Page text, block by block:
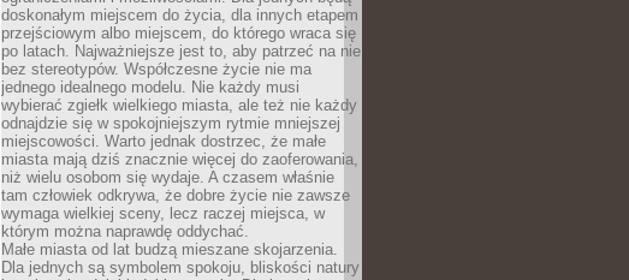
doskonałym miejscem do życia, dla innych etapem
przejściowym albo miejscem, do którego wraca się
po latach. Najważniejsze jest to, aby patrzeć na nie
bez stereotypów. Współczesne życie nie ma
jednego idealnego modelu. Nie każdy musi
wybierać zgiełk wielkiego miasta, ale też nie każdy
odnajdzie się w spokojniejszym rytmie mniejszej
miejscowości. Warto jednak dostrzec, że małe
miasta mają dziś znacznie więcej do zaoferowania,
niż wielu osobom się wydaje. A czasem właśnie
tam człowiek odkrywa, że dobre życie nie zawsze
wymaga wielkiej sceny, lecz raczej miejsca, w
którym można naprawdę oddychać.
Małe miasta od lat budzą mieszane skojarzenia.
Dla jednych są symbolem spokoju, bliskości natury